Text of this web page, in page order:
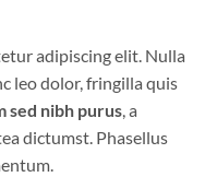
adipiscing elit. Nulla
leo dolor, fringilla quis
sed nibh purus, a
dictumst. Phasellus